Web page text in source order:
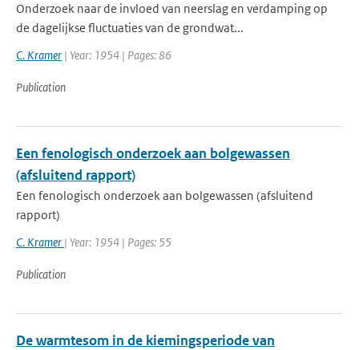
Onderzoek naar de invloed van neerslag en verdamping op
de dagelijkse fluctuaties van de grondwat...
C. Kramer | Year: 1954 | Pages: 86
Publication
Een fenologisch onderzoek aan bolgewassen
(afsluitend rapport)
Een fenologisch onderzoek aan bolgewassen (afsluitend
rapport)
C. Kramer | Year: 1954 | Pages: 55
Publication
De warmtesom in de kiemingsperiode van